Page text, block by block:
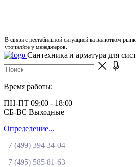
В связи с нестабильной ситуацией на валютном
уточняйте у менеджеров.
Сантехника и арматура для
Время работы:
ПН-ПТ 09:00 - 18:00
СБ-ВС Выходные
Определение...
+7 (499) 394-34-04
+7 (495) 585-81-63